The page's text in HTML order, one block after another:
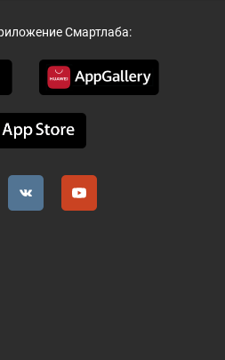
Смартлаба: